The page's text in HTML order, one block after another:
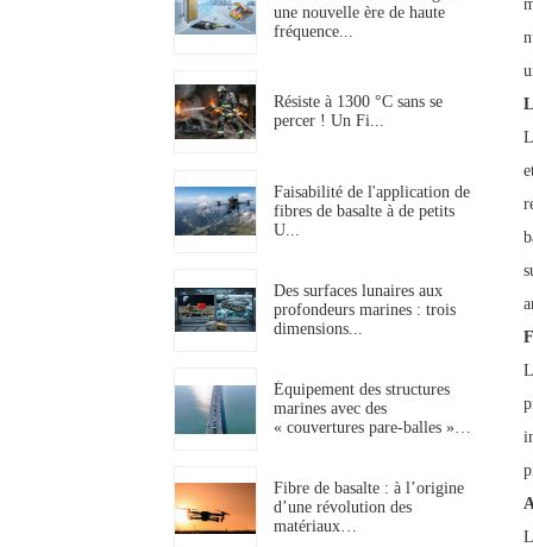
une nouvelle ère de haute
fréquence...
Résiste à 1300 °C sans se
percer ! Un Fi...
Faisabilité de l'application de
fibres de basalte à de petits
U...
Des surfaces lunaires aux
profondeurs marines : trois
dimensions...
Équipement des structures
marines avec des
« couvertures pare-balles »…
Fibre de basalte : à l’origine
d’une révolution des
matériaux…